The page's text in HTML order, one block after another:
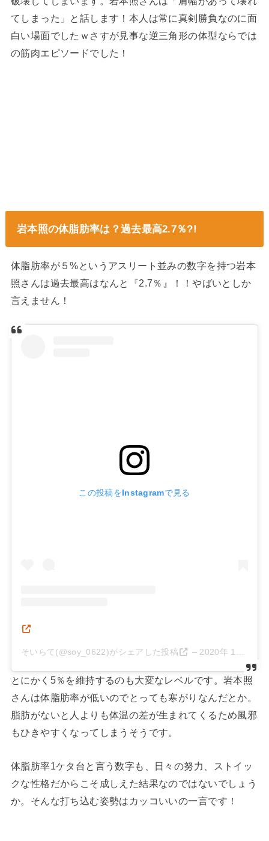
てしまった」と話します！本人は常に真剣勝負なのに面
白い場面でしたｗさすが見事な逆三角形の体型ならでは
の筋肉エピソードでした！
岩本照の体脂肪率は？過去最高2.7％?!
体脂肪率が５%というアスリート並みの数字を持つ岩本
照さんは過去最高はなんと『2.7％』！！やばいとしか
言えません！
この投稿をInstagramで見る
そいらて(@soy_0622)がシェアした投稿 – 2020年 1月月19日午後8時41分PST
とにかく5％を維持するのも大変なレベルです。岩本照
さんは体脂肪率が低いのでとっても寒がりなんだとか。
脂肪がないと人よりも体温の差が生まれてくるため風邪
もひきやすくなってしまうそうです。
体脂肪率1ケタ台と言う数字も、日々の努力、ストイッ
クな性格だからこそ成しえた結果なのではないでしょう
か。そんな打ち込む姿勢はカッコいいの一言です！